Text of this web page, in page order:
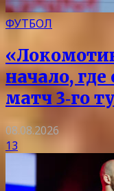
ФУТБОЛ
начало,
матч 3‑го
08.08.2026
13